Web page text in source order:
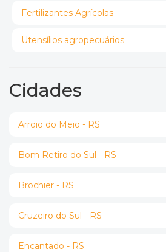
Fertilizantes Agrícolas
Utensílios agropecuários
Cidades
Arroio do Meio - RS
Bom Retiro do Sul - RS
Brochier - RS
Cruzeiro do Sul - RS
Encantado - RS